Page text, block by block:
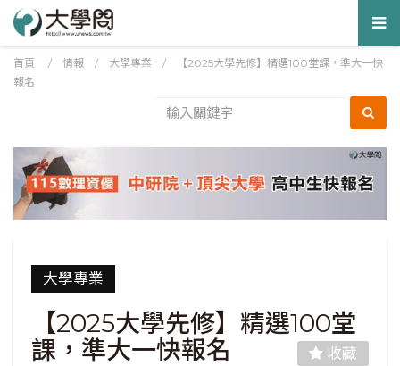
首頁 / 情報 / 大學專業 /
【2025大學先修】精選100堂課，準大一快
報名
大學專業
【2025大學先修】精選100堂
課，準大一快報名
收藏